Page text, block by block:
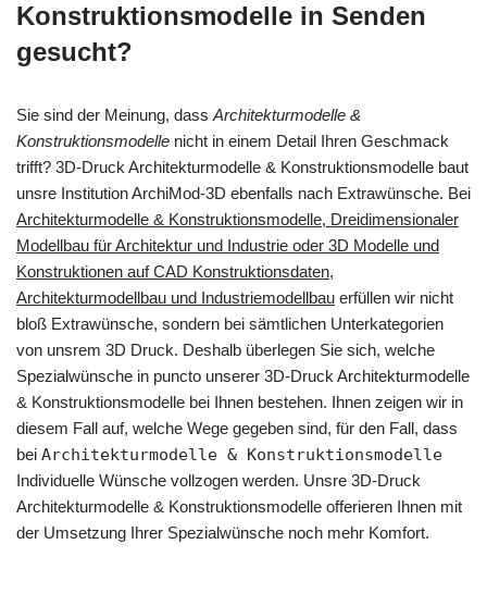
Konstruktionsmodelle in Senden
gesucht?
Sie sind der Meinung, dass Architekturmodelle &
Konstruktionsmodelle nicht in einem Detail Ihren Geschmack
trifft? 3D-Druck Architekturmodelle & Konstruktionsmodelle baut
unsre Institution ArchiMod-3D ebenfalls nach Extrawünsche. Bei
Architekturmodelle & Konstruktionsmodelle, Dreidimensionaler
Modellbau für Architektur und Industrie oder 3D Modelle und
Konstruktionen auf CAD Konstruktionsdaten,
Architekturmodellbau und Industriemodellbau erfüllen wir nicht
bloß Extrawünsche, sondern bei sämtlichen Unterkategorien
von unsrem 3D Druck. Deshalb überlegen Sie sich, welche
Spezialwünsche in puncto unserer 3D-Druck Architekturmodelle
& Konstruktionsmodelle bei Ihnen bestehen. Ihnen zeigen wir in
diesem Fall auf, welche Wege gegeben sind, für den Fall, dass
bei Architekturmodelle & Konstruktionsmodelle
Individuelle Wünsche vollzogen werden. Unsre 3D-Druck
Architekturmodelle & Konstruktionsmodelle offerieren Ihnen mit
der Umsetzung Ihrer Spezialwünsche noch mehr Komfort.